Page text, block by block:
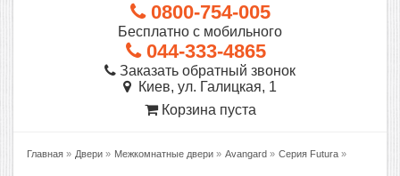
0800-754-005
Бесплатно с мобильного
044-333-4865
Заказать обратный звонок
Киев, ул. Галицкая, 1
Корзина пуста
Главная » Двери » Межкомнатные двери » Avangard » Серия Futura »